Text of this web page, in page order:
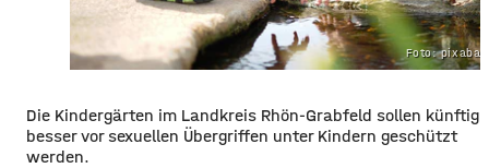
Foto:
Die Kindergärten im Landkreis Rhön-Grabfeld sollen künftig
besser vor sexuellen Übergriffen unter Kindern geschützt
werden.